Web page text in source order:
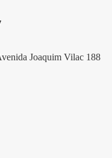
Joaquim Vilac 188